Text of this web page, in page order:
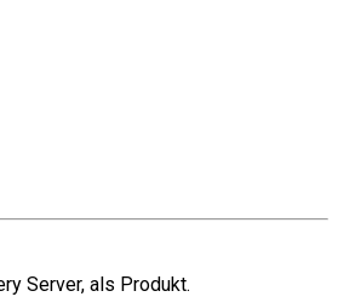
Server, als Produkt.